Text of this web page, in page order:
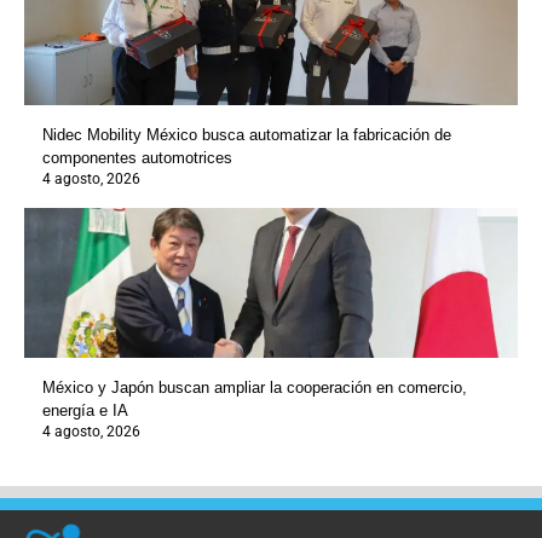
Nidec Mobility México busca automatizar la fabricación de
componentes automotrices
4 agosto, 2026
México y Japón buscan ampliar la cooperación en comercio,
energía e IA
4 agosto, 2026